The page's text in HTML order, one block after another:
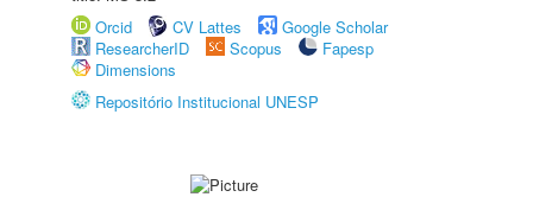
Orcid
CV Lattes
Google Scholar
ResearcherID
Scopus
Fapesp
Dimensions
Repositório Institucional UNESP